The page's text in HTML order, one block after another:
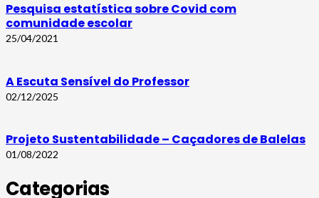
Pesquisa estatística sobre Covid com
comunidade escolar
25/04/2021
A Escuta Sensível do Professor
02/12/2025
Projeto Sustentabilidade – Caçadores de Balelas
01/08/2022
Categorias